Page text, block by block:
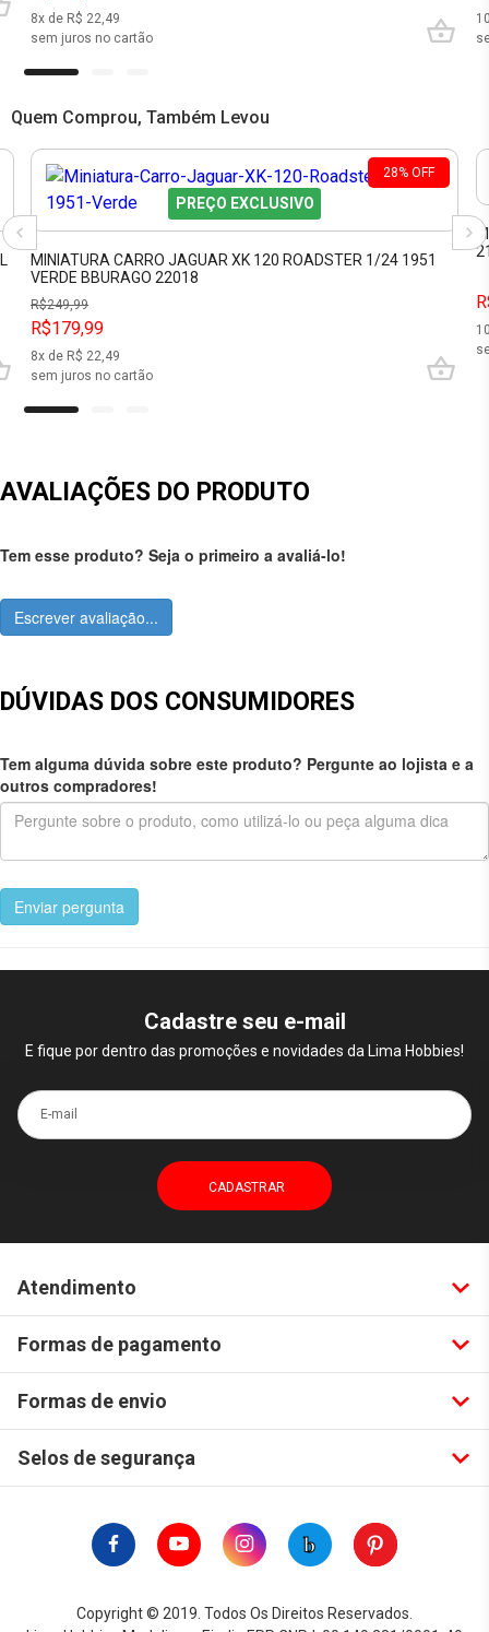
8x de R$ 22,49
sem juros no cartão
Quem Comprou, Também Levou
28% OFF
PREÇO EXCLUSIVO
MINIATURA CARRO JAGUAR XK 120 ROADSTER 1/24 1951
VERDE BBURAGO 22018
R$249,99
R$179,99
8x de R$ 22,49
sem juros no cartão
AVALIAÇÕES DO PRODUTO
Tem esse produto? Seja o primeiro a avaliá-lo!
Escrever avaliação...
DÚVIDAS DOS CONSUMIDORES
Tem alguma dúvida sobre este produto? Pergunte ao lojista e a
outros compradores!
Enviar pergunta
Cadastre seu e-mail
E fique por dentro das promoções e novidades da Lima Hobbies!
E-mail
Atendimento
Formas de pagamento
Formas de envio
Selos de segurança
Copyright © 2019. Todos Os Direitos Reservados.